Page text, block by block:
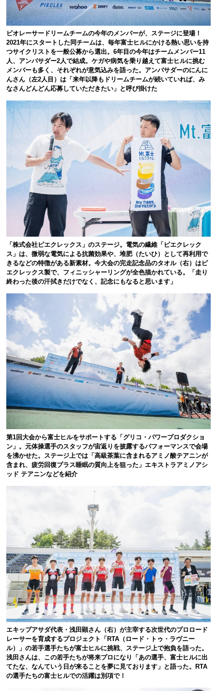
ビオレーサードリームチームの今年のメンバーが、ステージに登場！
2021年にスタートした同チームは、毎年富士ヒルにかける熱い思いを持
つサイクリストを一般公募から選出。6年目の今年はチームメンバー11
人、アンバサダー2人で結成。ケガや病気を乗り越えて富士ヒルに挑む
メンバーも多く、それぞれが意気込みを語った。アンバサダーのにんに
んさん（左2人目）は「来年以降もドリームチームが続いていれば、み
なさんどんどん応募していただきたい」と呼び掛けた
「株式会社ピエクレックス」のステージ。電気の繊維「ピエクレック
ス」は、微弱な電気による抗菌効果や、堆肥（たいひ）として再利用で
きるなどの特徴がある新素材。今大会の完走記念品のタオル（右）はピ
エクレックス製で、フィニッシャーリングが全色描かれている。「走り
終わった後の汗拭きだけでなく、記念にもなると思います」
第1回大会から富士ヒルをサポートする「グリコ・パワープロダクショ
ン」。元体操選手のスタッフが宙返りを披露するパフォーマンスで会場
を沸かせた。ステージ上では「高級茶葉に含まれるアミノ酸テアニンが
含まれ、疲労回復プラス睡眠の質向上を狙った」エキストラアミノアシ
ッド テアニンなどを紹介
エキップアサダ代表・浅田顕さん（右）が主宰する次世代のプロロード
レーサーを育成するプロジェクト「RTA（ロード・トゥ・ラヴニー
ル）」の若手選手たちが富士ヒルに挑戦、ステージ上で抱負を語った。
浅田さんは、この若手たちが将来プロになり「あの選手、富士ヒルに出
てたな、なんていう日が来ることを夢に見ております」と語った。RTA
の選手たちの富士ヒルでの活躍は別項で！